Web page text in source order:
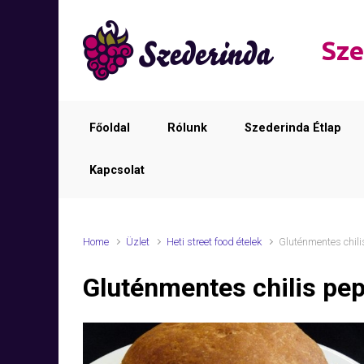
Főoldal Rólunk Szederinda Étlap
Kapcsolat
Home Üzlet Heti street food ételek Gluténmentes
Gluténmentes chilis